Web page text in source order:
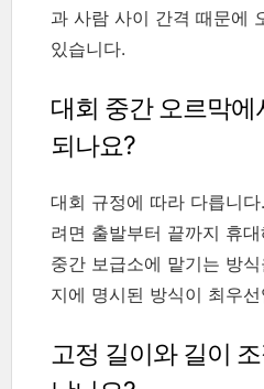
과 사람 사이 간격 때문에
있습니다.
대회 중간 오르막
되나요?
대회 규정에 따라 다릅니
려면 출발부터 끝까지 휴
중간 보급소에 맡기는 방
지에 명시된 방식이 최우
고정 길이와 길이